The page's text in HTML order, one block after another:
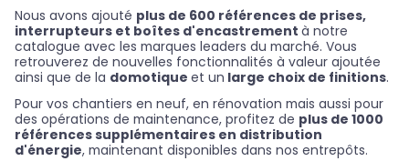
Nous avons ajouté plus de 600 références de prises,
interrupteurs et boîtes d'encastrement à notre
catalogue avec les marques leaders du marché. Vous
retrouverez de nouvelles fonctionnalités à valeur ajoutée
ainsi que de la domotique et un large choix de finitions.
Pour vos chantiers en neuf, en rénovation mais aussi pour
des opérations de maintenance, profitez de plus de 1000
références supplémentaires en distribution
d'énergie, maintenant disponibles dans nos entrepôts.